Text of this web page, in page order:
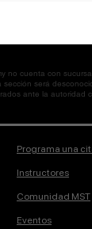
no cuenta con
será
ante la
Programa una
Instructores
Comunidad MST
Eventos